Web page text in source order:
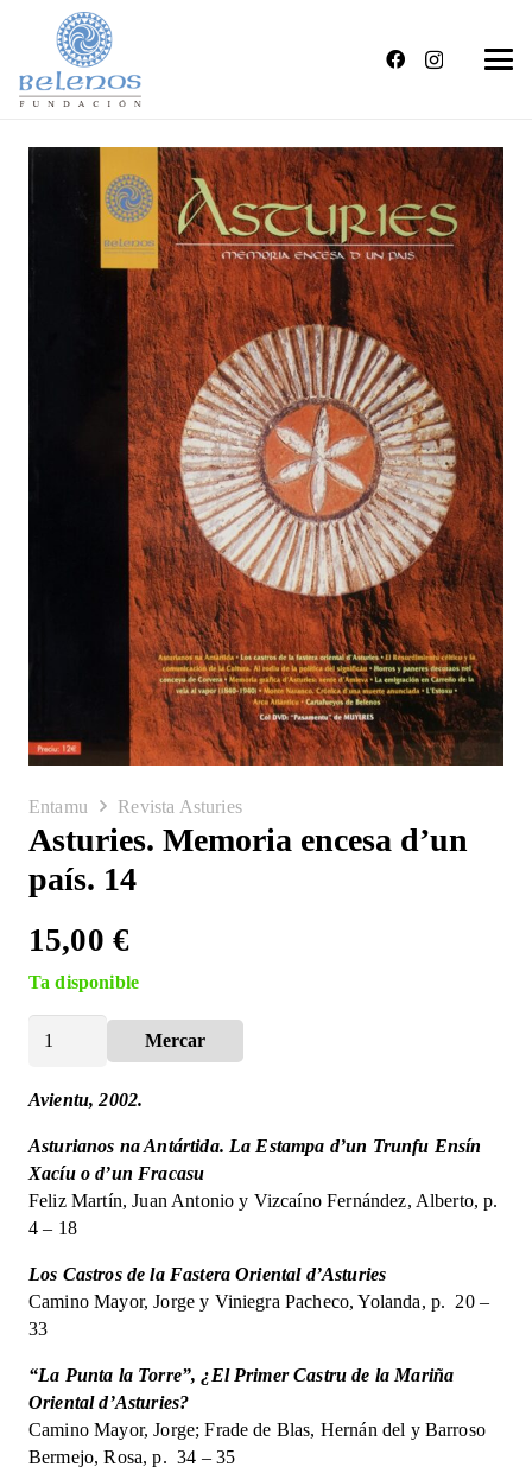
Entamu Revista Asturies
Asturies. Memoria encesa d’un
país. 14
15,00 €
Ta disponible
d'un
país.
14
quantity
Mercar
Alternative:
Avientu, 2002.
Asturianos na Antártida. La Estampa d’un Trunfu Ensín
Xacíu o d’un Fracasu
Feliz Martín, Juan Antonio y Vizcaíno Fernández, Alberto, p.
4 – 18
Los Castros de la Fastera Oriental d’Asturies
Camino Mayor, Jorge y Viniegra Pacheco, Yolanda, p. 20 –
33
“La Punta la Torre”, ¿El Primer Castru de la Mariña
Oriental d’Asturies?
Camino Mayor, Jorge; Frade de Blas, Hernán del y Barroso
Bermejo, Rosa, p. 34 – 35